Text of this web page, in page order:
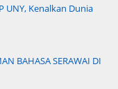
UNY, Kenalkan Dunia
BAHASA SERAWAI DI